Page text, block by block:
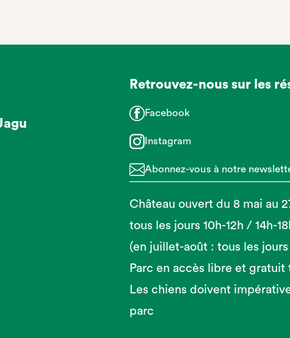
Retrouvez-nous sur les
Facebook
Instagram
Abonnez-vous à notre
Château ouvert du 8 mai au
tous les jours 10h-12h / 14h-
(en juillet-août : tous les jours
Parc en accès libre et gratuit
Les chiens doivent
parc